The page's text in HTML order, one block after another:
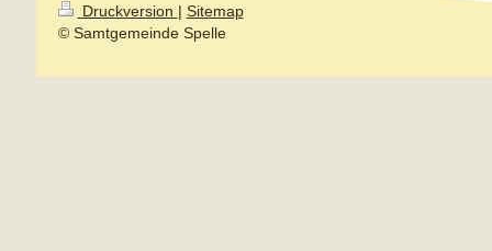
Druckversion | Sitemap
© Samtgemeinde Spelle